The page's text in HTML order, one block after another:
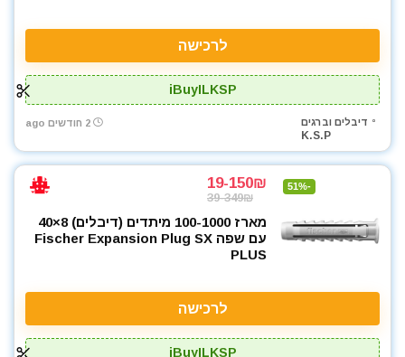
לרכישה
iBuyILKSP
דיבלים וברגים
K.S.P
2 חודשים ago
-51%
19-150₪
39-349₪
מארז 100-1000 מיתדים (דיבלים) 8×40
עם שפה Fischer Expansion Plug SX
PLUS
לרכישה
iBuyILKSP